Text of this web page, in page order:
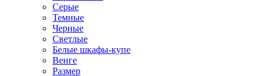
Серые
Темные
Черные
Светлые
Белые шкафы-купе
Венге
Размер